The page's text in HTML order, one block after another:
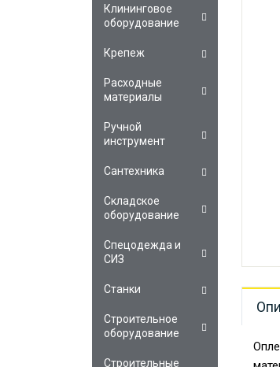
Клининговое
оборудование
Крепеж
Расходные
материалы
Ручной
инструмент
Сантехника
Складское
оборудование
Спецодежда и
СИЗ
Станки
Строительное
оборудование
Строительные